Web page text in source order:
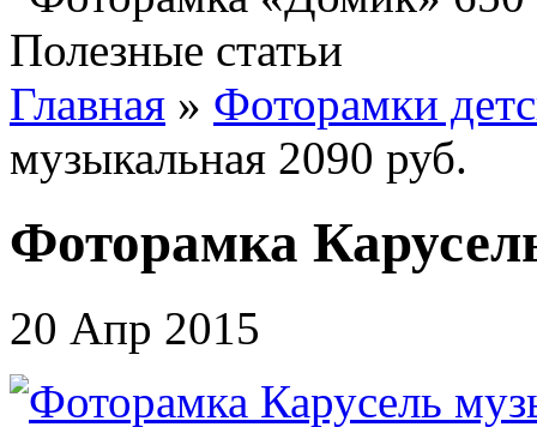
Полезные статьи
Главная » Фоторамки
музыкальная 2090 руб.
Фоторамка
20 Апр 2015